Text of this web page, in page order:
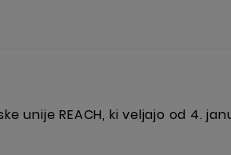
unije REACH, ki veljajo od 4.